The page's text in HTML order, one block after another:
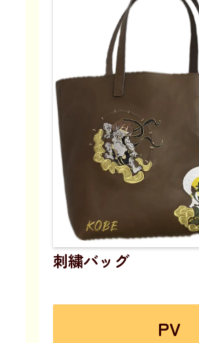
刺繍バッグ
PV